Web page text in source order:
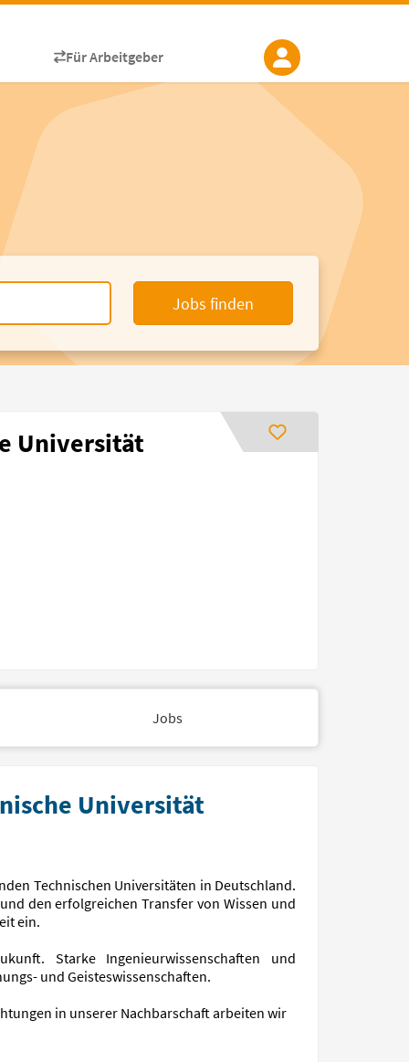
Für Arbeitgeber
Jobs finden
Universität
Jobs
Universität
Technischen Universitäten in Deutschland.
den erfolgreichen Transfer von Wissen und
ein.
Starke Ingenieurwissenschaften und
und Geisteswissenschaften.
in unserer Nachbarschaft arbeiten wir